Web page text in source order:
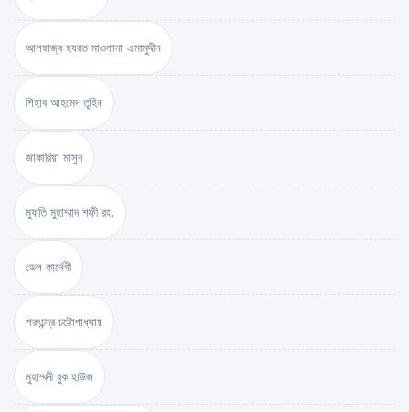
আলহাজ্ব হযরত মাওলানা এমামুদ্দীন
শিহাব আহমেদ তুহিন
জাকারিয়া মাসুদ
মুফতি মুহাম্মাদ শফী রহ.
ডেল কার্নেগী
শরৎচন্দ্র চট্টোপাধ্যায়
মুহাম্মদী বুক হাউজ